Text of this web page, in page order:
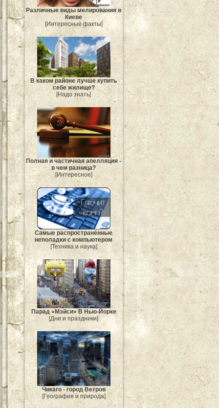
Различные виды мелирования в
Киеве
[Интересные факты]
В каком районе лучше купить
себе жилище?
[Надо знать]
Полная и частичная апелляция -
в чем разница?
[Интересное]
Самые распространённые
неполадки с компьютером
[Техника и наука]
Парад «Мэйси» В Нью-Йорке
[Дни и праздники]
Чикаго - город Ветров
[География и природа]